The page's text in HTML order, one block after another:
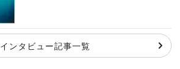
インタビュー記事一覧